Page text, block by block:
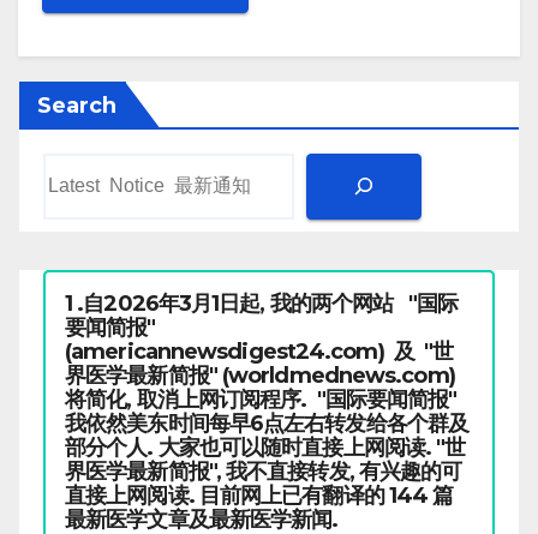
Search
1 .自2026年3月1日起, 我的两个网站 "国际
要闻简报"
(americannewsdigest24.com) 及 "世
界医学最新简报" (worldmednews.com)
将简化, 取消上网订阅程序. "国际要闻简报"
我依然美东时间每早6点左右转发给各个群及
部分个人. 大家也可以随时直接上网阅读. "世
界医学最新简报", 我不直接转发, 有兴趣的可
直接上网阅读. 目前网上已有翻译的 144 篇
最新医学文章及最新医学新闻.